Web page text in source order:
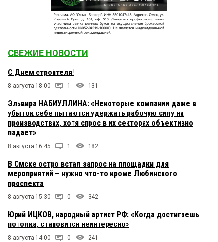
СВЕЖИЕ НОВОСТИ
С Днем строителя!
8 августа 18:00 1 131
Эльвира НАБИУЛЛИНА: «Некоторые компании даже в
убыток себе пытаются удержать рабочую силу на
производствах, хотя спрос в их секторах объективно
падает»
8 августа 16:45 1 182
В Омске остро встал запрос на площадки для
мероприятий – нужно что-то кроме Любинского
проспекта
8 августа 15:30 0 342
Юрий ИЦКОВ, народный артист РФ: «Когда достигаешь
потолка, становится неинтересно»
8 августа 14:00 0 241